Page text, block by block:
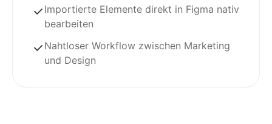
Importierte Elemente direkt in Figma nativ
bearbeiten
Nahtloser Workflow zwischen Marketing
und Design